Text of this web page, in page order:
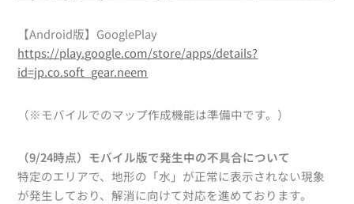
【Android版】GooglePlay
https://play.google.com/store/apps/details?
id=jp.co.soft_gear.neem
（※モバイルでのマップ作成機能は準備中です。）
（9/24時点）モバイル版で発生中の不具合について
特定のエリアで、地形の「水」が正常に表示されない現象
が発生しており、解消に向けて対応を進めております。